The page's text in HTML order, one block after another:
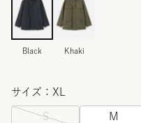
Black Khaki
サイズ：XL
S M